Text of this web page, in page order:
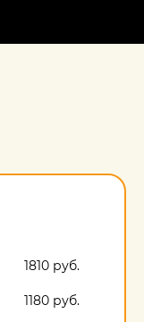
1810 руб.
1180 руб.